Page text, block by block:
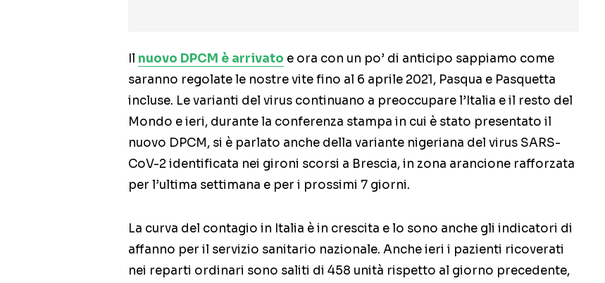
Il nuovo DPCM è arrivato e ora con un po’ di anticipo sappiamo come
saranno regolate le nostre vite fino al 6 aprile 2021, Pasqua e Pasquetta
incluse. Le varianti del virus continuano a preoccupare l’Italia e il resto del
Mondo e ieri, durante la conferenza stampa in cui è stato presentato il
nuovo DPCM, si è parlato anche della variante nigeriana del virus SARS-
CoV-2 identificata nei gironi scorsi a Brescia, in zona arancione rafforzata
per l’ultima settimana e per i prossimi 7 giorni.
La curva del contagio in Italia è in crescita e lo sono anche gli indicatori di
affanno per il servizio sanitario nazionale. Anche ieri i pazienti ricoverati
nei reparti ordinari sono saliti di 458 unità rispetto al giorno precedente,